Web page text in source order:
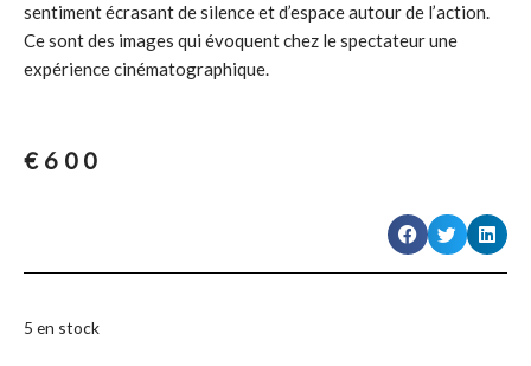
sentiment écrasant de silence et d’espace autour de l’action.
Ce sont des images qui évoquent chez le spectateur une
expérience cinématographique.
€ 600
5 en stock